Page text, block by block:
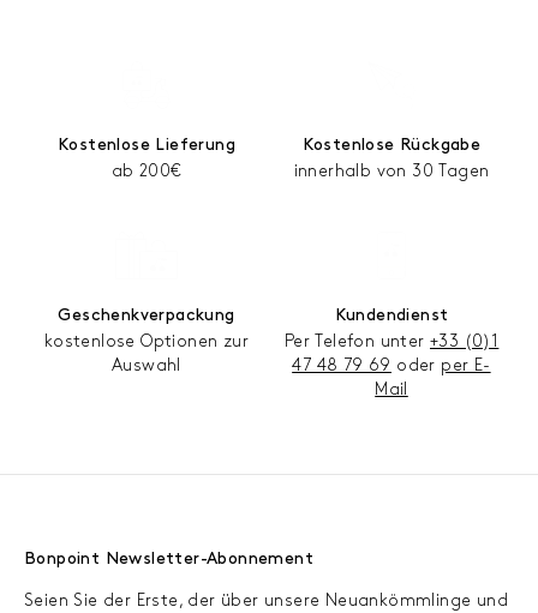
Kostenlose Lieferung
ab 200€
Kostenlose Rückgabe
innerhalb von 30 Tagen
Geschenkverpackung
kostenlose Optionen zur
Auswahl
Kundendienst
Per Telefon unter +33 (0)1
47 48 79 69 oder per E-
Mail
Bonpoint Newsletter-Abonnement
Seien Sie der Erste, der über unsere Neuankömmlinge und